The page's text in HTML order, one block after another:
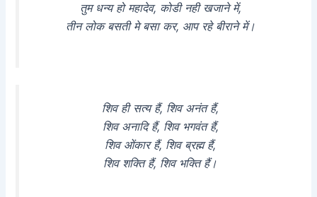
तुम धन्य हो महादेव, कोडी नही खजाने में,
तीन लोक बसती मे बसा कर, आप रहे बीराने में।
शिव ही सत्य हैं, शिव अनंत हैं,
शिव अनादि हैं, शिव भगवंत हैं,
शिव ओंकार हैं, शिव ब्रह्म हैं,
शिव शक्ति हैं, शिव भक्ति हैं।